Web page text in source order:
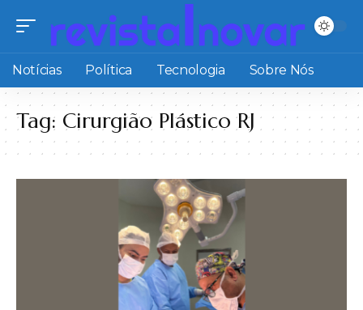
Notícias Política Tecnologia Sobre Nós
Tag: Cirurgião Plástico RJ